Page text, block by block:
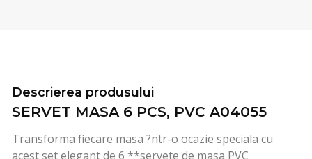
Descrierea produsului
SERVET MASA 6 PCS, PVC A04055
Transforma fiecare masa ?ntr-o ocazie speciala cu
acest set elegant de 6 **servete de masa PVC